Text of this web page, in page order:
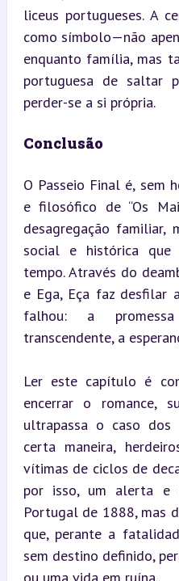
liceus portugueses. A
como símbolo—não
enquanto família, mas
portuguesa de saltar
perder-se a si própria.
Conclusão
O Passeio Final é, sem
e filosófico de “Os
desagregação familiar,
social e histórica que
tempo. Através do
e Ega, Eça faz desfilar
falhou: a
transcendente, a
Ler este capítulo é
encerrar o romance,
ultrapassa o caso
certa maneira,
vítimas de ciclos de
por isso, um alerta e
Portugal de 1888, mas
que, perante a
sem destino definido,